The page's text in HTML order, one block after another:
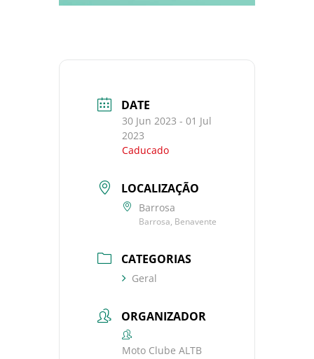
DATE
30 Jun 2023 - 01 Jul
2023
Caducado
LOCALIZAÇÃO
Barrosa
Barrosa, Benavente
CATEGORIAS
Geral
ORGANIZADOR
Moto Clube ALTB